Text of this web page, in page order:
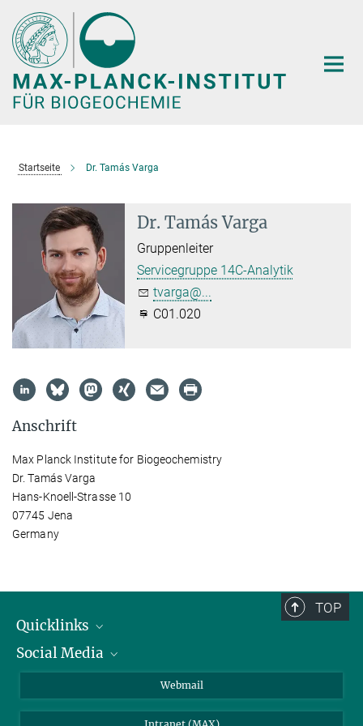
Hauptinhalt
Startseite Dr. Tamás Varga
Dr. Tamás Varga
Gruppenleiter
Servicegruppe 14C-Analytik
tvarga@...
C01.020
Anschrift
Max Planck Institute for Biogeochemistry
Dr. Tamás Varga
Hans-Knoell-Strasse 10
07745 Jena
Germany
TOP
Quicklinks
IMPRS Graduiertenschule
Social Media
Webmail